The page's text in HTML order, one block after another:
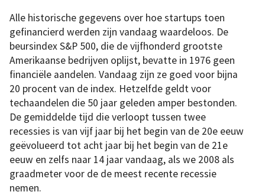
Alle historische gegevens over hoe startups toen
gefinancierd werden zijn vandaag waardeloos. De
beursindex S&P 500, die de vijfhonderd grootste
Amerikaanse bedrijven oplijst, bevatte in 1976 geen
financiële aandelen. Vandaag zijn ze goed voor bijna
20 procent van de index. Hetzelfde geldt voor
techaandelen die 50 jaar geleden amper bestonden.
De gemiddelde tijd die verloopt tussen twee
recessies is van vijf jaar bij het begin van de 20e eeuw
geëvolueerd tot acht jaar bij het begin van de 21e
eeuw en zelfs naar 14 jaar vandaag, als we 2008 als
graadmeter voor de de meest recente recessie
nemen.